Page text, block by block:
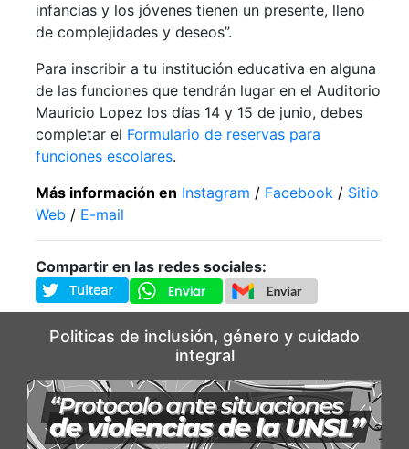
infancias y los jóvenes tienen un presente, lleno
de complejidades y deseos”.
Para inscribir a tu institución educativa en alguna
de las funciones que tendrán lugar en el Auditorio
Mauricio Lopez los días 14 y 15 de junio, debes
completar el Formulario de reservas para
funciones escolares.
Más información en Instagram / Facebook / Sitio
Web / E-mail
Compartir en las redes sociales:
Politicas de inclusión, género y cuidado
integral